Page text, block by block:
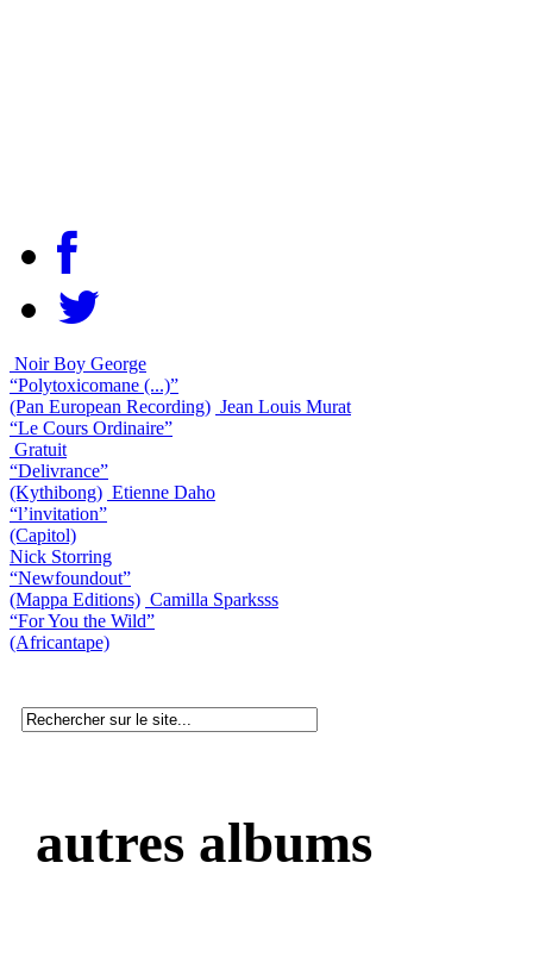
Noir Boy George
“Polytoxicomane (...)”
(Pan European Recording) Jean Louis Murat
“Le Cours Ordinaire”
Gratuit
“Delivrance”
(Kythibong) Etienne Daho
“l’invitation”
(Capitol)
Nick Storring
“Newfoundout”
(Mappa Editions) Camilla Sparksss
“For You the Wild”
(Africantape)
autres albums